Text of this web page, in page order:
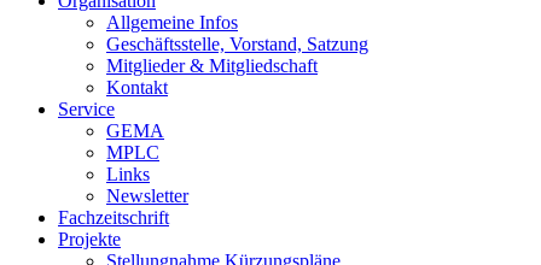
Allgemeine Infos
Geschäftsstelle, Vorstand, Satzung
Mitglieder & Mitgliedschaft
Kontakt
Service
GEMA
MPLC
Links
Newsletter
Fachzeitschrift
Projekte
Stellungnahme Kürzungspläne